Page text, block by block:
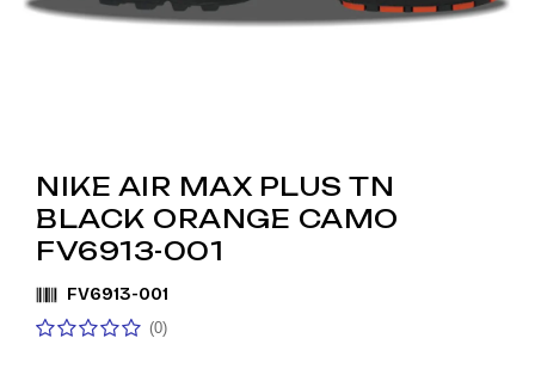
NIKE AIR MAX PLUS TN
BLACK ORANGE CAMO
FV6913-001
FV6913-001
(0)